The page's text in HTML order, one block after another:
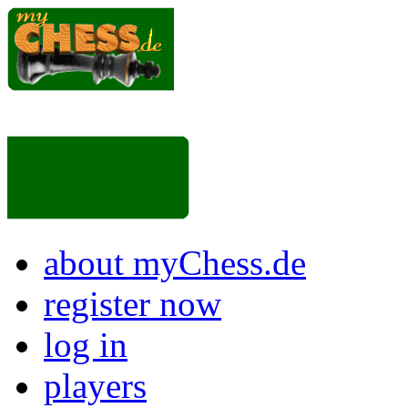
about myChess.de
register now
log in
players